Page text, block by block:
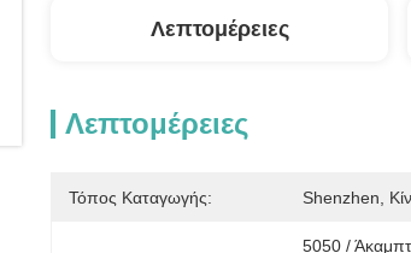
Λεπτομέρειες
Λεπτομέρειες
Τόπος Καταγωγής: Shenzhen,
5050 /